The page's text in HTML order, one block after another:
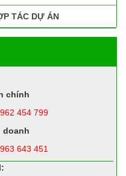
TÁC DỰ ÁN
chính
454 799
doanh
643 451